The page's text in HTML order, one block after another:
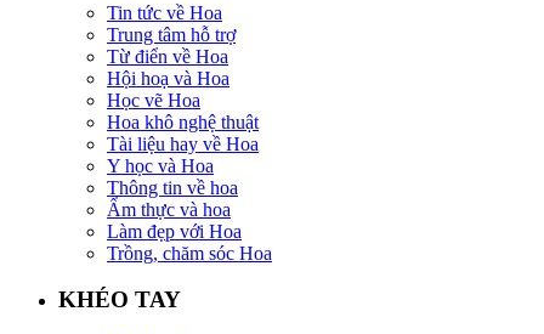
Tin tức về Hoa
Trung tâm hỗ trợ
Từ điển về Hoa
Hội hoạ và Hoa
Học vẽ Hoa
Hoa khô nghệ thuật
Tài liệu hay về Hoa
Y học và Hoa
Thông tin về hoa
Ẩm thực và hoa
Làm đẹp với Hoa
Trồng, chăm sóc Hoa
KHÉO TAY